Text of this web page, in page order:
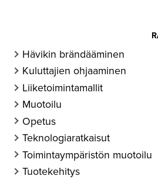
Hävikin brändääminen
Kuluttajien ohjaaminen
Liiketoimintamallit
Muotoilu
Opetus
Teknologiaratkaisut
Toimintaympäristön muotoilu
Tuotekehitys